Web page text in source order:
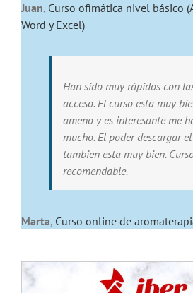
Juan, Curso ofimática nivel básico
Word y Excel)
Han sido muy rápidos con
acceso. El curso esta muy
ameno y es interesante me
mucho. El poder descargar
tambien esta muy bien.
recomendable.
Marta, Curso online de